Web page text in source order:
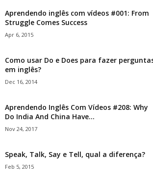
Aprendendo inglês com vídeos #001: From
Struggle Comes Success
Apr 6, 2015
Como usar Do e Does para fazer
em inglês?
Dec 16, 2014
Aprendendo Inglês Com Vídeos #208: Why
Do India And China Have...
Nov 24, 2017
Speak, Talk, Say e Tell, qual a diferença?
Feb 5, 2015